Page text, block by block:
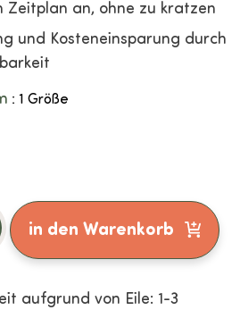
Zeitplan an, ohne zu kratzen
und Kosteneinsparung durch
: 1 Größe
in den Warenkorb
aufgrund von Eile: 1-3